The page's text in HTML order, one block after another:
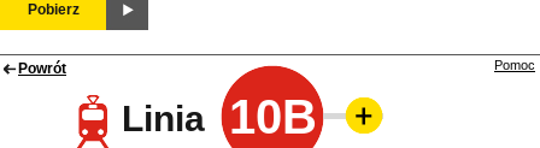
Pobierz
Powrót
Linia 10B
Pomoc